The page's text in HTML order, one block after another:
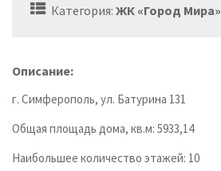
Категория: ЖК «Город Мира»
Описание:
г. Симферополь, ул. Батурина 131
Общая площадь дома, кв.м: 5933,14
Наибольшее количество этажей: 10